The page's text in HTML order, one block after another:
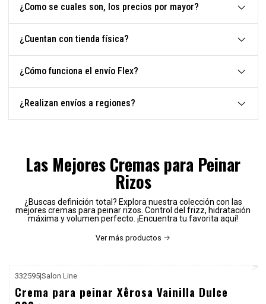
¿Como se cuales son, los precios por mayor?
¿Cuentan con tienda física?
¿Cómo funciona el envío Flex?
¿Realizan envíos a regiones?
Las Mejores Cremas para Peinar
Rizos
¿Buscas definición total? Explora nuestra colección con las
mejores cremas para peinar rizos. Control del frizz, hidratación
máxima y volumen perfecto. ¡Encuentra tu favorita aquí!
Ver más productos
332595|Salon Line
Crema para peinar Xêrosa Vainilla Dulce